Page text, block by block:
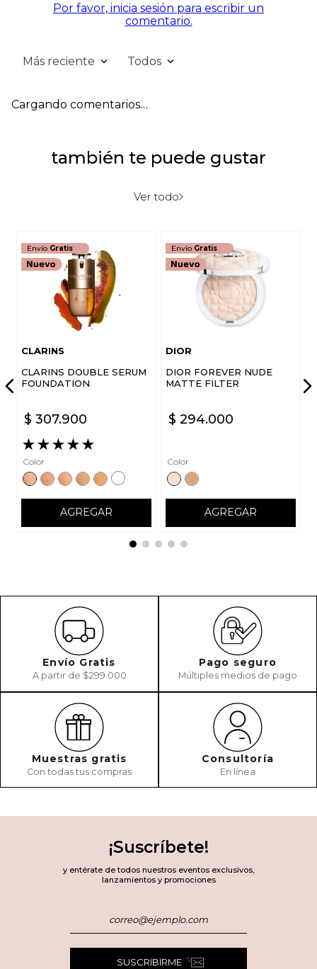
Por favor, inicia sesión para escribir un
comentario.
Más reciente Todos
Cargando comentarios…
también te puede gustar
Ver todo
Envío Gratis
CLARINS
CLARINS DOUBLE SERUM
FOUNDATION
$ 307.900
★★★★★
Color
AGREGAR
Envío Gratis
DIOR
DIOR FOREVER NUDE
MATTE FILTER
$ 294.000
Color
AGREGAR
Envío Gratis
A partir de $299.000
Pago seguro
Múltiples medios de pago
Muestras gratis
Con todas tus compras
Consultoría
En línea
¡Suscríbete!
y entérate de todos nuestros eventos exclusivos,
lanzamientos y promociones
SUSCRIBIRME